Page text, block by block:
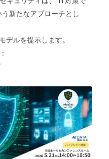
新たなアプローチとし
デルを提示します。